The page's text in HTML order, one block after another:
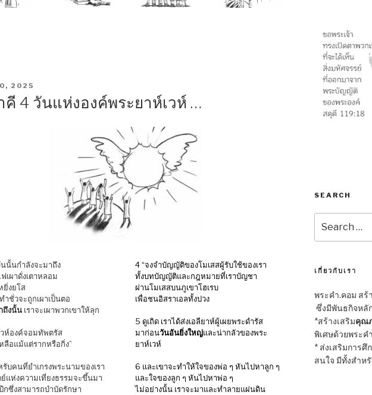
2025
คี 4 วันแห่งองค์พระยาห์เวห์ …
นนั้นกำลังจะมาถึง
เผาดั่งเตาหลอม
ยิ่งยโส
ชั่วจะถูกเผาเป็นตอ
ถึงนั้น เราจะเผาพวกเขาให้ลุก
วห์องค์จอมทัพตรัส
ลือแม้แต่รากหรือกิ่ง”
รับคนที่ยำเกรงพระนามของเรา
แห่งความเที่ยงธรรมจะขึ้นมา
ซึ่งสามารถบำบัดรักษา
4 “จงจำบัญญัติของโมเสสผู้รับใช้ของเรา
ทั้งบทบัญญัติและกฎหมายที่เราบัญชา
ผ่านโมเสสบนภูเขาโฮเรบ
เพื่อชนอิสราเอลทั้งปวง
5 ดูเถิด เราได้ส่งเอลียาห์ผู้เผยพระดำรัส
มาก่อนวันอันยิ่งใหญ่และน่ากลัวของพระ
ยาห์เวห์
6 และเขาจะทำให้ใจของพ่อ ๆ หันไปหาลูก ๆ
และใจของลูก ๆ หันไปหาพ่อ ๆ
ไม่อย่างนั้น เราจะมาและทำลายแผ่นดิน
SEARCH
for:
เกี่ยวกับเรา
พระคำ.คอม ส
ซึ่งมีพันธกิจหลั
*สร้างเสริมคุณ
พิเศษด้วยพระค
* ส่งเสริมการศึ
สนใจ มีทั้งสำห